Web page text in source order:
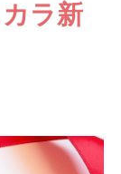
ラ新